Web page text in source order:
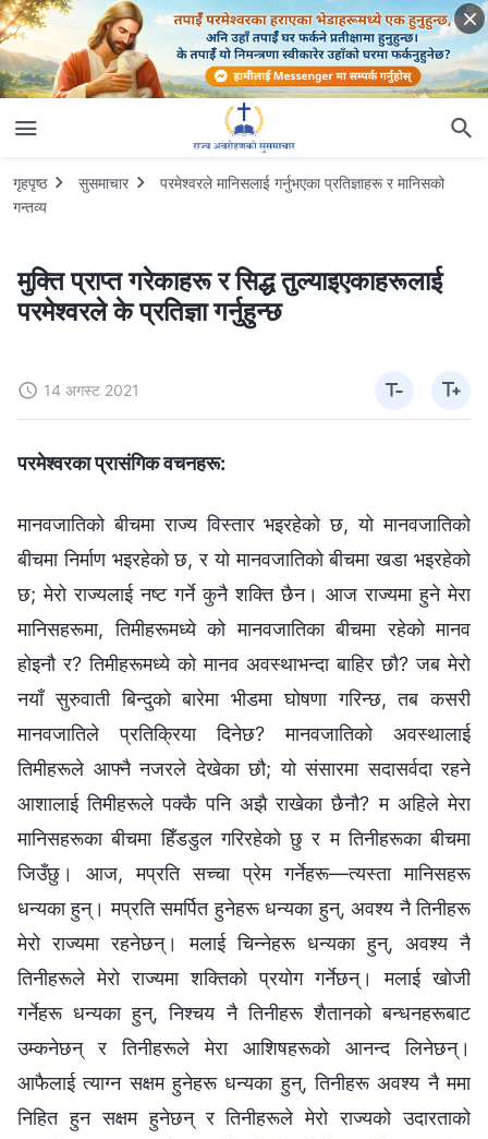
गृहपृष्ठ सुसमाचार
परमेश्‍वरले मानिसलाई गर्नुभएका प्रतिज्ञाहरू र मानिसको
गन्तव्य
मुक्ति प्राप्त गरेकाहरू र सिद्ध तुल्याइएकाहरूलाई
परमेश्‍वरले के प्रतिज्ञा गर्नुहुन्छ
14 अगस्ट 2021
परमेश्‍वरका प्रासंगिक वचनहरू:
मानवजातिको बीचमा राज्य विस्तार भइरहेको छ, यो मानवजातिको
बीचमा निर्माण भइरहेको छ, र यो मानवजातिको बीचमा खडा भइरहेको
छ; मेरो राज्यलाई नष्ट गर्ने कुनै शक्ति छैन। आज राज्यमा हुने मेरा
मानिसहरूमा, तिमीहरूमध्ये को मानवजातिका बीचमा रहेको मानव
होइनौ र? तिमीहरूमध्ये को मानव अवस्थाभन्दा बाहिर छौ? जब मेरो
नयाँ सुरुवाती बिन्दुको बारेमा भीडमा घोषणा गरिन्छ, तब कसरी
मानवजातिले प्रतिक्रिया दिनेछ? मानवजातिको अवस्थालाई
तिमीहरूले आफ्‍नै नजरले देखेका छौ; यो संसारमा सदासर्वदा रहने
आशालाई तिमीहरूले पक्‍कै पनि अझै राखेका छैनौ? म अहिले मेरा
मानिसहरूका बीचमा हिँडडुल गरिरहेको छु र म तिनीहरूका बीचमा
जिउँछु। आज, मप्रति सच्‍चा प्रेम गर्नेहरू—त्यस्ता मानिसहरू
धन्यका हुन्। मप्रति समर्पित हुनेहरू धन्यका हुन्, अवश्य नै तिनीहरू
मेरो राज्यमा रहनेछन्। मलाई चिन्‍नेहरू धन्यका हुन्, अवश्य नै
तिनीहरूले मेरो राज्यमा शक्तिको प्रयोग गर्नेछन्। मलाई खोजी
गर्नेहरू धन्यका हुन्, निश्‍चय नै तिनीहरू शैतानको बन्धनहरूबाट
उम्कनेछन् र तिनीहरूले मेरा आशिषहरूको आनन्द लिनेछन्।
आफैलाई त्याग्न सक्षम हुनेहरू धन्यका हुन्, तिनीहरू अवश्य नै ममा
निहित हुन सक्षम हुनेछन् र तिनीहरूले मेरो राज्यको उदारताको